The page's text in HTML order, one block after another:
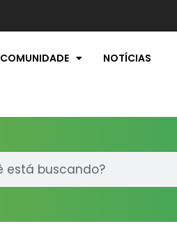
COMUNIDADE NOTÍCIAS